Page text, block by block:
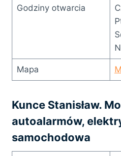
Godziny otwarcia
Mapa
Kunce Stanisław.
autoalarmów,
samochodowa